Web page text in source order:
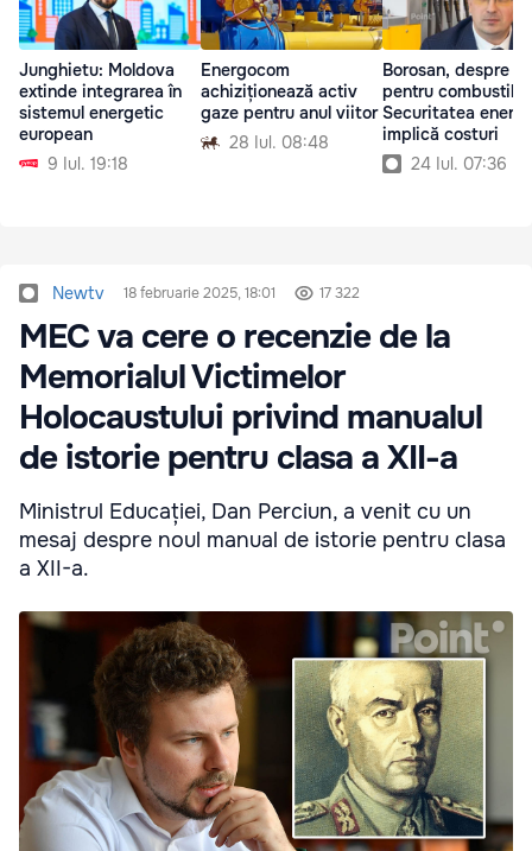
Junghietu: Moldova
extinde integrarea în
sistemul energetic
european
9 Iul. 19:18
Energocom
achiziționează activ
gaze pentru anul viitor
28 Iul. 08:48
Borosan, despre
pentru
Securitatea
implică costuri
24 Iul. 07:36
Newtv 18 februarie 2025, 18:01 17 322
MEC va cere o recenzie de la
Memorialul Victimelor
Holocaustului privind manualul
de istorie pentru clasa a XII-a
Ministrul Educației, Dan Perciun, a venit cu un
mesaj despre noul manual de istorie pentru clasa
a XII-a.